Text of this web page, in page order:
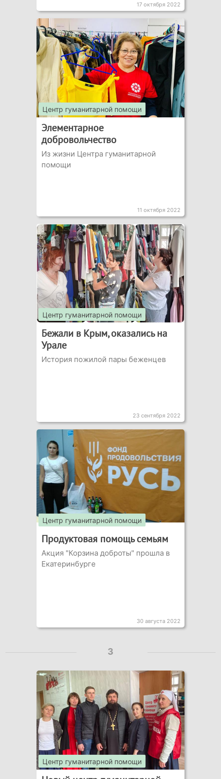
17 октября 2022
Центр гуманитарной помощи
Элементарное
добровольчество
Из жизни Центра гуманитарной
помощи
11 октября 2022
Центр гуманитарной помощи
Бежали в Крым, оказались на
Урале
История пожилой пары беженцев
23 сентября 2022
Центр гуманитарной помощи
Продуктовая помощь семьям
Акция "Корзина доброты" прошла в
Екатеринбурге
30 августа 2022
3
Центр гуманитарной помощи